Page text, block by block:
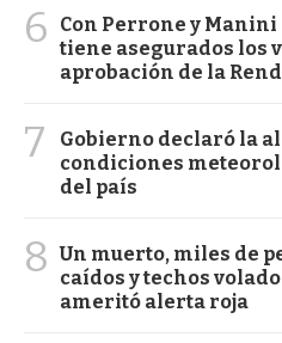
6
Con Perrone y
tiene asegurados los
aprobación de la
7
Gobierno declaró la
condiciones
del país
8 Un muerto, miles de
caídos y techos
ameritó alerta roja